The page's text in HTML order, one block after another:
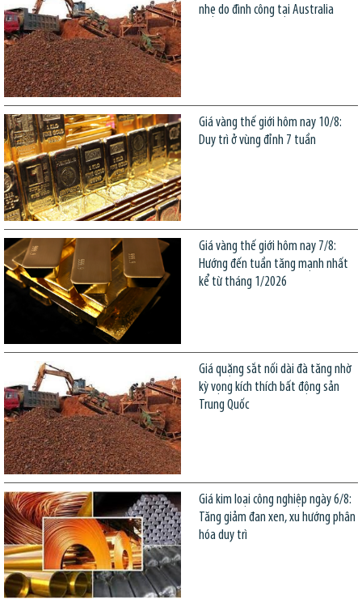
nhẹ do đình công tại Australia
Giá vàng thế giới hôm nay 10/8:
Duy trì ở vùng đỉnh 7 tuần
Giá vàng thế giới hôm nay 7/8:
Hướng đến tuần tăng mạnh nhất
kể từ tháng 1/2026
Giá quặng sắt nối dài đà tăng nhờ
kỳ vọng kích thích bất động sản
Trung Quốc
Giá kim loại công nghiệp ngày 6/8:
Tăng giảm đan xen, xu hướng phân
hóa duy trì